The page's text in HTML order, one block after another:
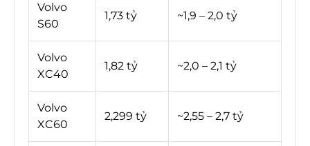
Volvo
S60
1,73 tỷ ~1,9 – 2,0 tỷ
Volvo
XC40
1,82 tỷ ~2,0 – 2,1 tỷ
Volvo
XC60
2,299 tỷ ~2,55 – 2,7 tỷ